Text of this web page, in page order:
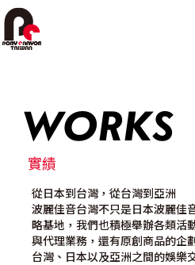
跳
至
主
WORKS
實績
從日本到台灣，從台灣到亞洲
波麗佳音台灣不只是日本波麗佳
略基地，我們也積極舉辦各類活
與代理業務，還有原創商品的企
台灣、日本以及亞洲之間的娛樂